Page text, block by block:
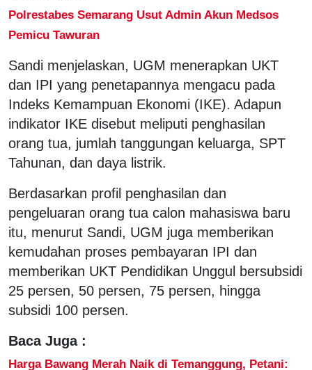
Polrestabes Semarang Usut Admin Akun Medsos
Pemicu Tawuran
Sandi menjelaskan, UGM menerapkan UKT
dan IPI yang penetapannya mengacu pada
Indeks Kemampuan Ekonomi (IKE). Adapun
indikator IKE disebut meliputi penghasilan
orang tua, jumlah tanggungan keluarga, SPT
Tahunan, dan daya listrik.
Berdasarkan profil penghasilan dan
pengeluaran orang tua calon mahasiswa baru
itu, menurut Sandi, UGM juga memberikan
kemudahan proses pembayaran IPI dan
memberikan UKT Pendidikan Unggul bersubsidi
25 persen, 50 persen, 75 persen, hingga
subsidi 100 persen.
Baca Juga :
Harga Bawang Merah Naik di Temanggung, Petani: